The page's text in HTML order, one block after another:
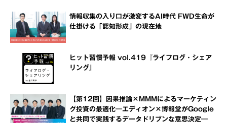
情報収集の入り口が激変するAI時代 FWD生命が
仕掛ける「認知形成」の現在地
ヒット習慣予報 vol.419『ライフログ・シェア
リング』
【第12回】因果推論×MMMによるマーケティン
グ投資の最適化―エディオン×博報堂がGoogle
と共同で実践するデータドリブンな意思決定―